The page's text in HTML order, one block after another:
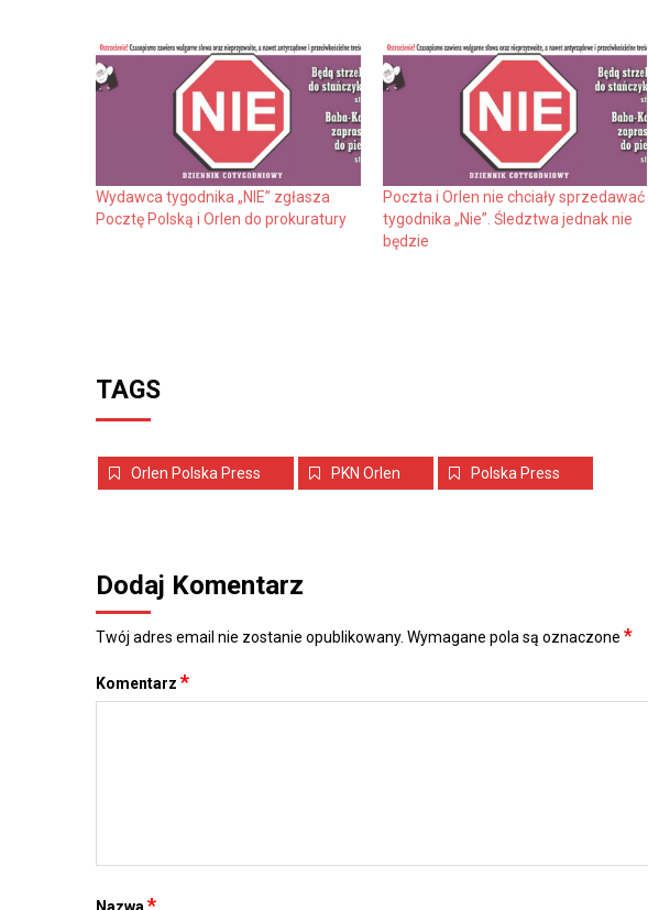
Wydawca tygodnika „NIE” zgłasza
Pocztę Polską i Orlen do prokuratury
Poczta i Orlen nie chciały sprzedawać
tygodnika „Nie”. Śledztwa jednak nie
będzie
TAGS
Orlen Polska Press PKN Orlen Polska Press
Dodaj Komentarz
Twój adres email nie zostanie opublikowany. Wymagane pola są oznaczone *
Komentarz *
Nazwa *